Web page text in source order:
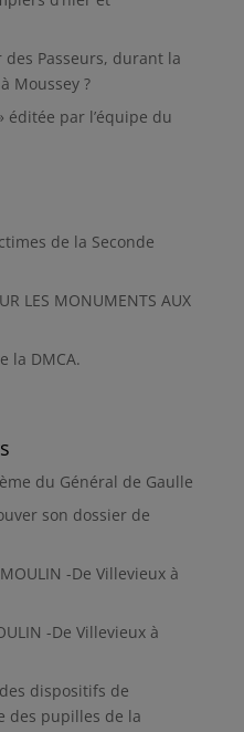
des Passeurs, durant la
Moussey ?
éditée par l’équipe du
de la Seconde
LES MONUMENTS AUX
la DMCA.
du Général de Gaulle
son dossier de
-De Villevieux à
-De Villevieux à
dispositifs de
des pupilles de la